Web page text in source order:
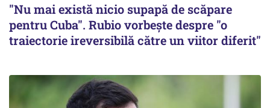
"Nu mai există nicio supapă de scăpare
pentru Cuba". Rubio vorbește despre "o
traiectorie ireversibilă către un viitor diferit"